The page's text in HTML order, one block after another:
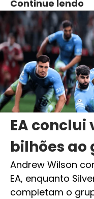
Continue lendo
EA conclui
bilhões ao
Andrew Wilson
EA, enquanto
completam o